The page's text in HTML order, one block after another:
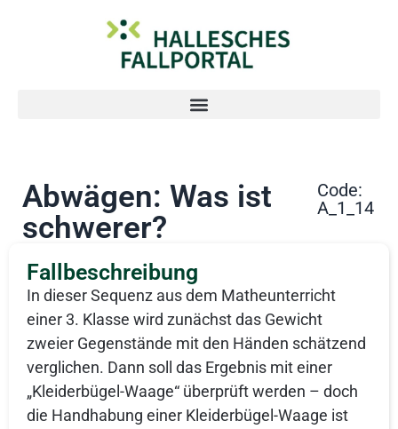
Abwägen: Was ist
schwerer?
Code:
A_1_14
Fallbeschreibung
In dieser Sequenz aus dem Matheunterricht
einer 3. Klasse wird zunächst das Gewicht
zweier Gegenstände mit den Händen schätzend
verglichen. Dann soll das Ergebnis mit einer
„Kleiderbügel-Waage“ überprüft werden – doch
die Handhabung einer Kleiderbügel-Waage ist